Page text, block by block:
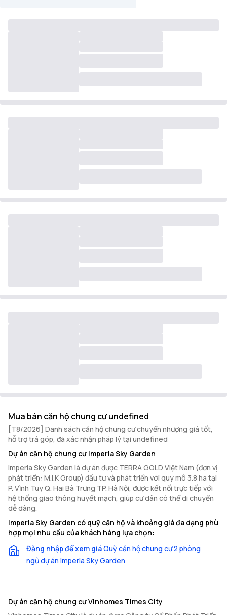
Mua bán căn hộ chung cư undefined
[T8/2026] Danh sách căn hộ chung cư chuyển nhượng giá tốt,
hỗ trợ trả góp, đã xác nhận pháp lý tại undefined
Dự án căn hộ chung cư Imperia Sky Garden
Imperia Sky Garden là dự án được TERRA GOLD Việt Nam (đơn vị
phát triển: M.I.K Group) đầu tư và phát triển với quy mô 3.8 ha tại
P. Vĩnh Tuy Q. Hai Bà Trưng TP. Hà Nội, được kết nối trực tiếp với
hệ thống giao thông huyết mạch, giúp cư dân có thể di chuyển
dễ dàng.
Imperia Sky Garden có quỹ căn hộ và khoảng giá đa dạng phù
hợp mọi nhu cầu của khách hàng lựa chọn:
Đăng nhập để xem giáQuỹ căn hộ chung cư 2 phòng
ngủ dự án Imperia Sky Garden
Dự án căn hộ chung cư Vinhomes Times City